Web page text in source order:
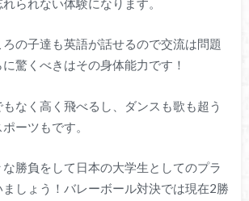
られない体験になります。
の子達も英語が話せるので交流は問題
驚くべきはその身体能力です！
なく高く飛べるし、ダンスも歌も超う
ーツもです。
勝負をして日本の大学生としてのプラ
しょう！バレーボール対決では現在2勝